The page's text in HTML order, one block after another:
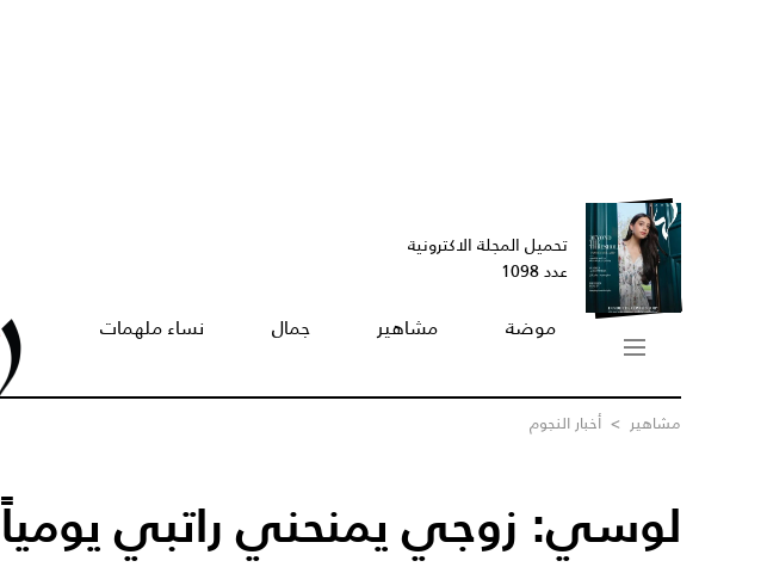
تحميل المجلة الاكترونية
عدد 1098
موضة مشاهير جمال نساء ملهمات
مشاهير > أخبار النجوم
لوسي: زوجي يمنحني راتبي يومياً